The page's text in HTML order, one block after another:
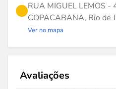
RUA MIGUEL LEMOS -
COPACABANA, Rio de
Ver no mapa
Avaliações